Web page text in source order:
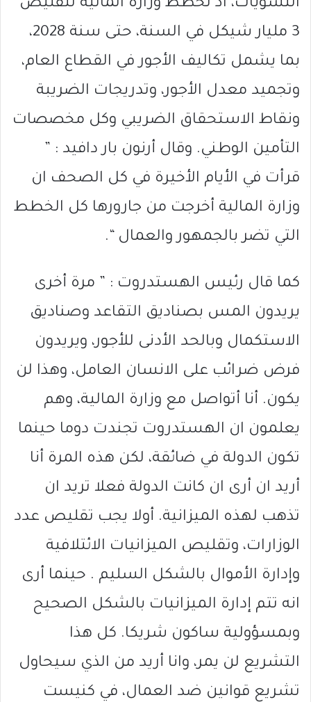
التسويات، اذ تخطط وزارة المالية لتقليص
3 مليار شيكل في السنة، حتى سنة 2028،
بما يشمل تكاليف الأجور في القطاع العام،
وتجميد معدل الأجور، وتدريجات الضريبة
ونقاط الاستحقاق الضريبي وكل مخصصات
التأمين الوطني. وقال أرنون بار دافيد : ”
قرأت في الأيام الأخيرة في كل الصحف ان
وزارة المالية أخرجت من جارورها كل الخطط
التي تضر بالجمهور والعمال “.
كما قال رئيس الهستدروت : ” مرة أخرى
يريدون المس بصناديق التقاعد وصناديق
الاستكمال وبالحد الأدنى للأجور، ويريدون
فرض ضرائب على الانسان العامل، وهذا لن
يكون. أنا أتواصل مع وزارة المالية، وهم
يعلمون ان الهستدروت تجندت دوما حينما
تكون الدولة في ضائقة، لكن هذه المرة أنا
أريد ان أرى ان كانت الدولة فعلا تريد ان
تذهب لهذه الميزانية. أولا يجب تقليص عدد
الوزارات، وتقليص الميزانيات الائتلافية
وإدارة الأموال بالشكل السليم . حينما أرى
انه تتم إدارة الميزانيات بالشكل الصحيح
وبمسؤولية ساكون شريكا. كل هذا
التشريع لن يمر، وانا أريد من الذي سيحاول
تشريع قوانين ضد العمال، في كنيست